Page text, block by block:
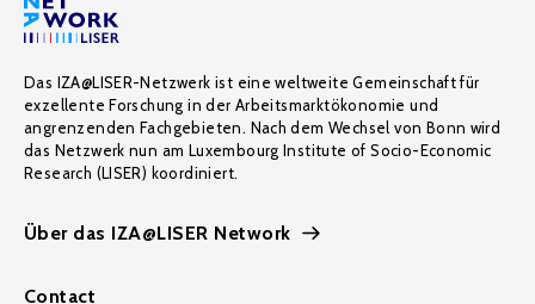
Das IZA@LISER-Netzwerk ist eine weltweite Gemeinschaft für
exzellente Forschung in der Arbeitsmarktökonomie und
angrenzenden Fachgebieten. Nach dem Wechsel von Bonn wird
das Netzwerk nun am Luxembourg Institute of Socio-Economic
Research (LISER) koordiniert.
Über das IZA@LISER Network
Contact